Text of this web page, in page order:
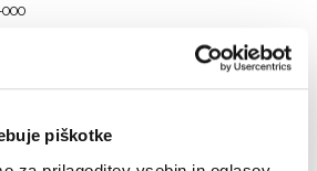
piškotke
000